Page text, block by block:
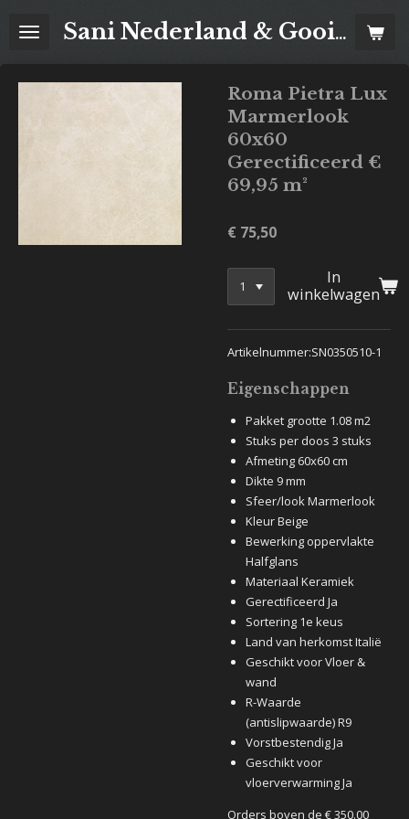
direct
Sani Nederland & Goois Tegelhuis
Roma Pietra Lux
Marmerlook
60x60
Gerectificeerd €
69,95 m²
€ 75,50
In
winkelwagen
Artikelnummer:SN0350510-1
Eigenschappen
Pakket grootte 1.08 m2
Stuks per doos 3 stuks
Afmeting 60x60 cm
Dikte 9 mm
Sfeer/look Marmerlook
Kleur Beige
Bewerking oppervlakte
Halfglans
Materiaal Keramiek
Gerectificeerd Ja
Sortering 1e keus
Land van herkomst Italië
Geschikt voor Vloer &
wand
R-Waarde
(antislipwaarde) R9
Vorstbestendig Ja
Geschikt voor
vloerverwarming Ja
Orders boven de € 350.00